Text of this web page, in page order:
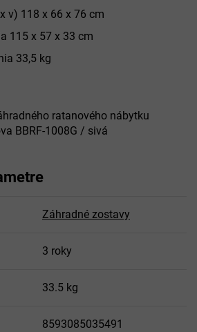
v) 118 x 66 x 76 cm
115 x 57 x 33 cm
33,5 kg
ratanového nábytku
BBRF-1008G / sivá
Záhradné zostavy
3 roky
33.5 kg
8593085035491